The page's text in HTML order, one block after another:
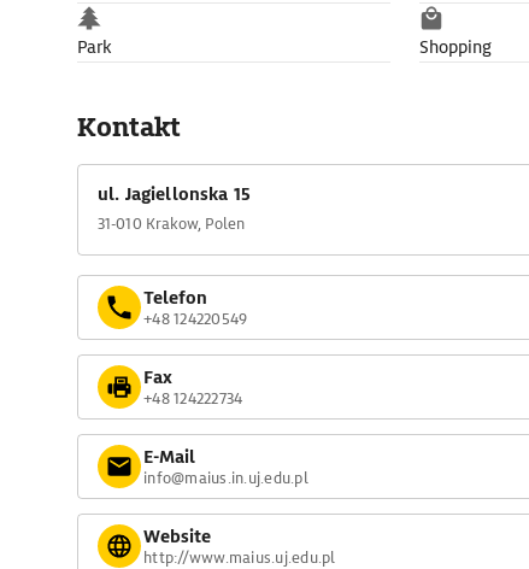
Park Shopping
Kontakt
ul. Jagiellonska 15
31-010 Krakow, Polen
Telefon
+48 124220549
Fax
+48 124222734
E-Mail
info@maius.in.uj.edu.pl
Website
http://www.maius.uj.edu.pl